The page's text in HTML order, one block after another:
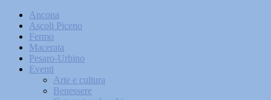
Ancona
Ascoli Piceno
Fermo
Macerata
Pesaro-Urbino
Eventi
Arte e cultura
Benessere